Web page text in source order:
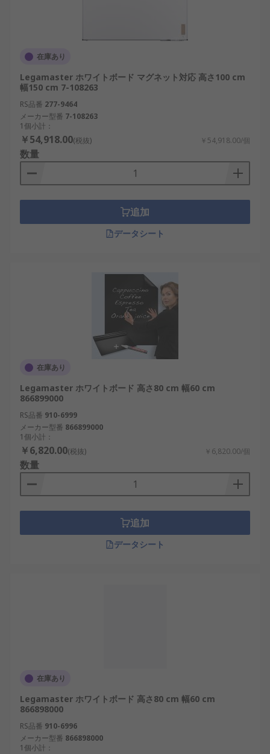
在庫あり
Legamaster ホワイトボード マグネット対応 高さ100 cm
幅150 cm 7-108263
RS品番 277-9464
メーカー型番 7-108263
1個小計：
￥54,918.00(税抜) ￥54,918.00/個
数量
追加
データシート
在庫あり
Legamaster ホワイトボード 高さ80 cm 幅60 cm
866899000
RS品番 910-6999
メーカー型番 866899000
1個小計：
￥6,820.00(税抜) ￥6,820.00/個
数量
追加
データシート
在庫あり
Legamaster ホワイトボード 高さ80 cm 幅60 cm
866898000
RS品番 910-6996
メーカー型番 866898000
1個小計：